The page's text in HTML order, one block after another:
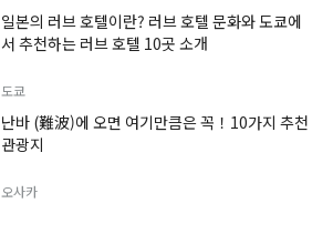
일본의 러브 호텔이란? 러브 호텔 문화와 도쿄에
서 추천하는 러브 호텔 10곳 소개
도쿄
난바 (難波)에 오면 여기만큼은 꼭！10가지 추천
관광지
오사카